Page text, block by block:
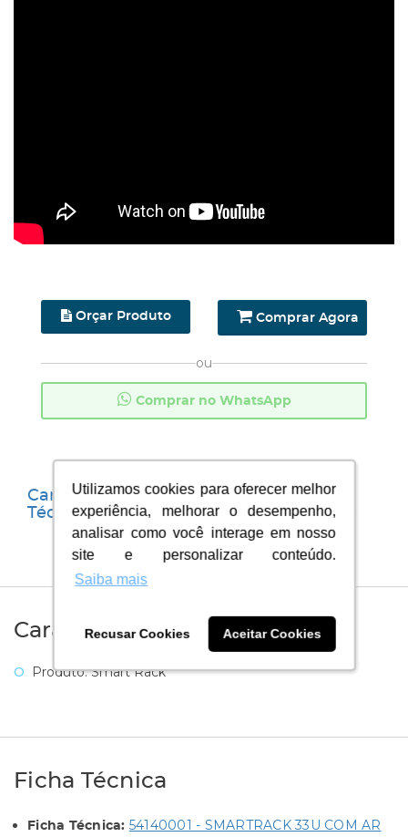
Utilizamos cookies para oferecer melhor
experiência, melhorar o desempenho,
analisar como você interage em nosso
site e personalizar conteúdo.
Saiba mais
Recusar Cookies Aceitar Cookies
Utilizamos cookies para oferecer melhor
experiência, melhorar o desempenho,
analisar como você interage em nosso
site e personalizar conteúdo.
Saiba mais
Recusar Cookies Aceitar Cookies
Orçar Produto Comprar Agora
ou
Comprar no WhatsApp
Características
Técnicas
Ficha
Técnica
Tags do
Produto
Características Técnicas
Produto: Smart Rack
Ficha Técnica
Ficha Técnica: 54140001 - SMARTRACK 33U COM AR